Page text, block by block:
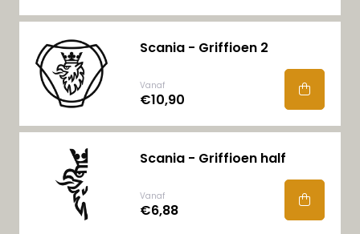
Scania - Griffioen 2
Vanaf
€10,90
Scania - Griffioen half
Vanaf
€6,88